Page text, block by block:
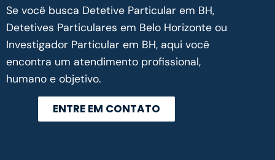
Se você busca Detetive Particular em BH,
Detetives Particulares em Belo Horizonte ou
Investigador Particular em BH, aqui você
encontra um atendimento profissional,
humano e objetivo.
ENTRE EM CONTATO